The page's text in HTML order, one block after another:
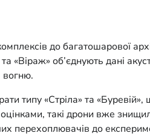
до багатошарової
об’єднують дані
вогню.
типу «Стріла» та
такі дрони вже
до